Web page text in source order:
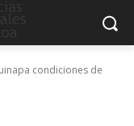
condiciones de